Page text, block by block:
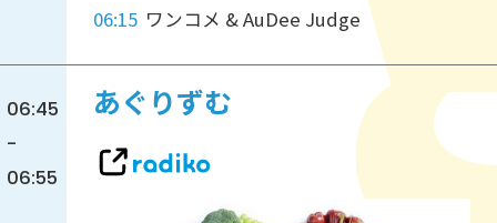
06:15 ワンコメ & AuDee Judge
06:45
-
06:55
あぐりずむ